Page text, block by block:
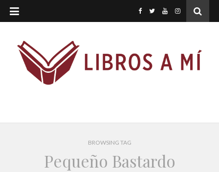
BROWSING TAG
Pequeño Bastardo